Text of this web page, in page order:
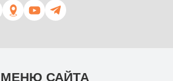
МЕНЮ САЙТА